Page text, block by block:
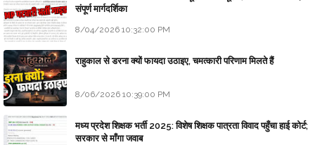
संपूर्ण मार्गदर्शिका
8/04/2026 10:32:00 PM
राहुकाल से डरना क्यों फायदा उठाइए, चमत्कारी परिणाम मिलते हैं
8/06/2026 10:39:00 PM
मध्य प्रदेश शिक्षक भर्ती 2025: विशेष शिक्षक पात्रता विवाद पहुँचा हाई कोर्ट;
सरकार से माँगा जवाब